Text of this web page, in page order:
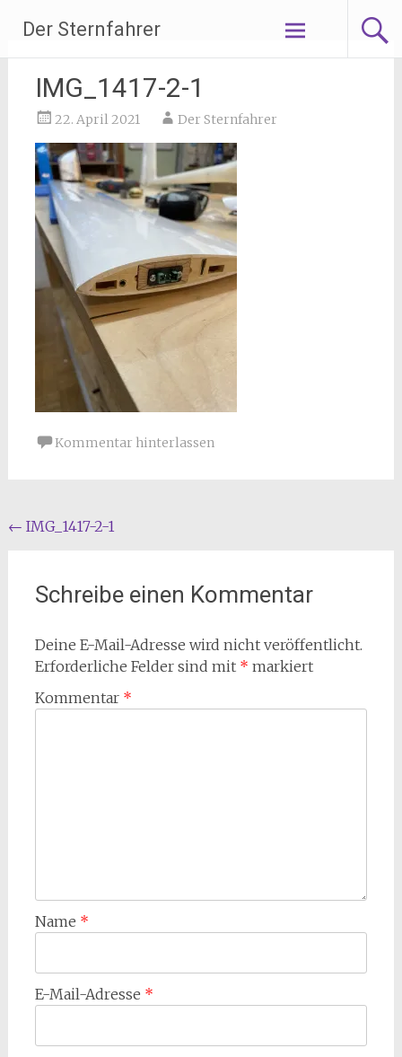
Inhalt
springen
Der Sternfahrer
IMG_1417-2-1
22. April 2021 Der Sternfahrer
Kommentar hinterlassen
Beitragsnavigation
← IMG_1417-2-1
Schreibe einen Kommentar
Deine E-Mail-Adresse wird nicht veröffentlicht.
Erforderliche Felder sind mit * markiert
Kommentar *
Name *
E-Mail-Adresse *